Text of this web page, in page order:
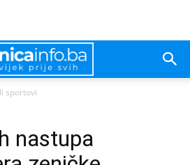
sportovi
nastupa